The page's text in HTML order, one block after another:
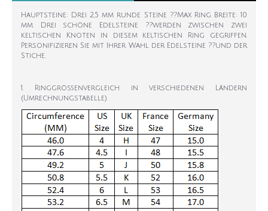
Hauptsteine: Drei 2,5 mm runde Steine ??Max Ring Breite: 10
mm. Drei schöne Edelsteine ??werden zwischen zwei
keltischen Knoten in diesem keltischen Ring gegriffen.
Personifizieren Sie mit Ihrer Wahl der Edelsteine ??und der
Stiche.
1. Ringgrößenvergleich in verschiedenen Ländern
(Umrechnungstabelle)